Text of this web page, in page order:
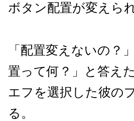
ボタン配置が変えら
「配置変えないの？
置って何？」と答え
エフを選択した彼の
る。